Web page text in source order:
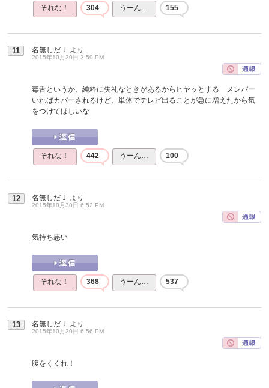
それな！ 304 うーん… 155
11 名無しだＪ より
2015年10月30日 3:59 PM
毒舌というか、純粋に失礼なときがあるからヒヤッとする メンバー
いればカバーされるけど、単体でテレビ出ることが急に増えたから気
をつけてほしいな
それな！ 442 うーん… 100
12 名無しだＪ より
2015年10月30日 6:52 PM
気持ち悪い
それな！ 368 うーん… 537
13 名無しだＪ より
2015年10月30日 6:56 PM
腹をくくれ！